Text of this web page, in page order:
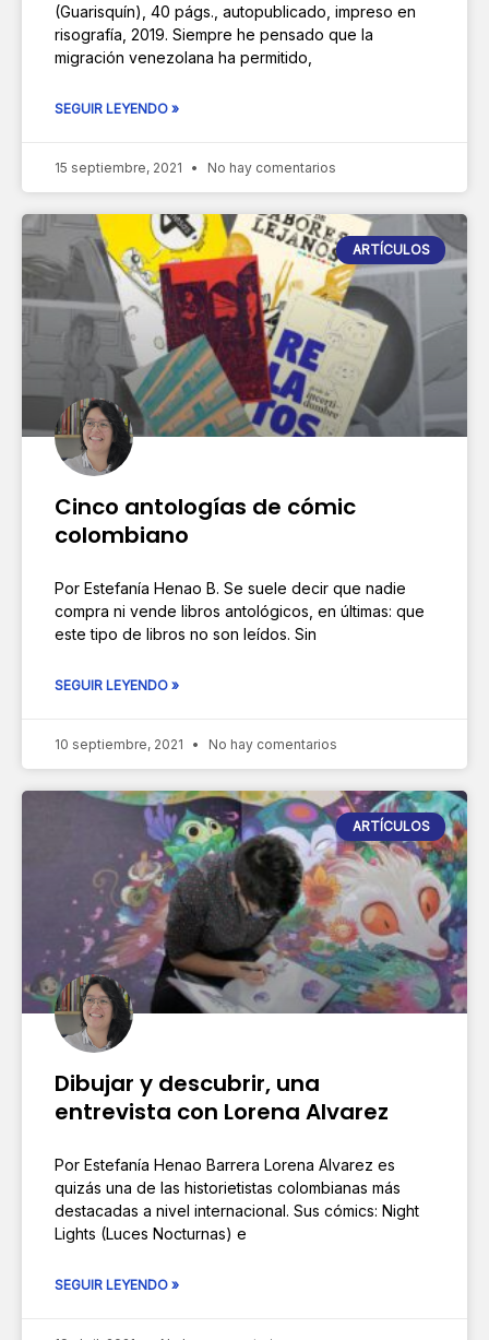
(Guarisquín), 40 págs., autopublicado, impreso en
risografía, 2019. Siempre he pensado que la
migración venezolana ha permitido,
SEGUIR LEYENDO »
15 septiembre, 2021 No hay comentarios
ARTÍCULOS
Cinco antologías de cómic
colombiano
Por Estefanía Henao B. Se suele decir que nadie
compra ni vende libros antológicos, en últimas: que
este tipo de libros no son leídos. Sin
SEGUIR LEYENDO »
10 septiembre, 2021 No hay comentarios
ARTÍCULOS
Dibujar y descubrir, una
entrevista con Lorena Alvarez
Por Estefanía Henao Barrera Lorena Alvarez es
quizás una de las historietistas colombianas más
destacadas a nivel internacional. Sus cómics: Night
Lights (Luces Nocturnas) e
SEGUIR LEYENDO »